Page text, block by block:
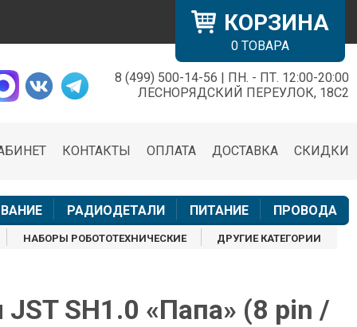
КОРЗИНА
0 ТОВАРА
8 (499) 500-14-56 | ПН. - ПТ. 12:00-20:00
ЛЕСНОРЯДСКИЙ ПЕРЕУЛОК, 18С2
СКИДКИ
ДОСТАВКА
ОПЛАТА
КОНТАКТЫ
РАДИОДЕТАЛИ ПИТАНИЕ ПРОВОДА
НАБОРЫ РОБОТОТЕХНИЧЕСКИЕ ДРУГИЕ КАТЕГОРИИ
SH1.0 «Папа» (8 pin /
×